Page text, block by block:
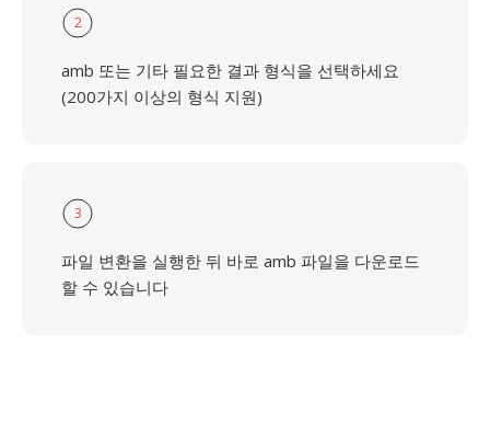
2
amb 또는 기타 필요한 결과 형식을 선택하세요
(200가지 이상의 형식 지원)
3
파일 변환을 실행한 뒤 바로 amb 파일을 다운로드
할 수 있습니다